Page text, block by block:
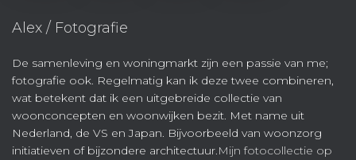
Alex / Fotografie
De samenleving en woningmarkt zijn een passie van me;
fotografie ook. Regelmatig kan ik deze twee combineren,
wat betekent dat ik een uitgebreide collectie van
woonconcepten en woonwijken bezit. Met name uit
Nederland, de VS en Japan. Bijvoorbeeld van woonzorg
initiatieven of bijzondere architectuur.Mijn fotocollectie op